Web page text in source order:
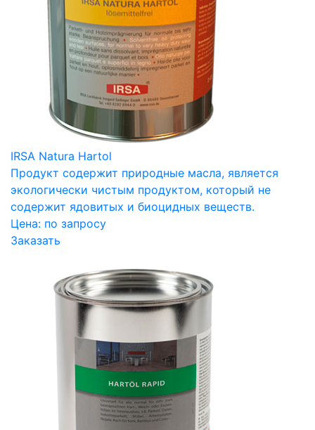
IRSA Natura Hartol
Продукт содержит природные масла, является
экологически чистым продуктом, который не
содержит ядовитых и биоцидных веществ.
Цена: по запросу
Заказать